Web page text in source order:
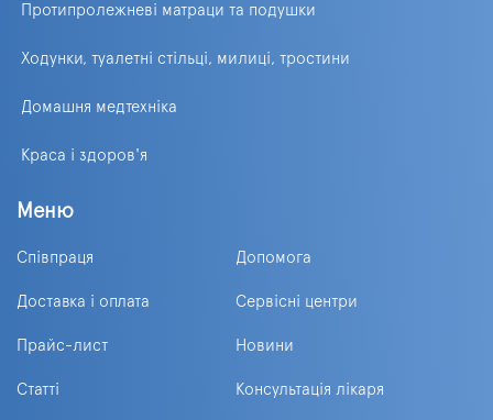
Протипролежневі матраци та подушки
Ходунки, туалетні стільці, милиці, тростини
Домашня медтехніка
Краса і здоров'я
Меню
Співпраця Допомога
Доставка і оплата Сервісні центри
Прайс-лист Новини
Статті Консультація лікаря